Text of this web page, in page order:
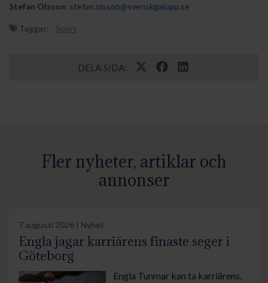
Stefan Olsson: stefan.olsson@svenskgalopp.se
Taggar: Sport
DELA SIDA:
Fler nyheter, artiklar och
annonser
7 augusti 2026 | Nyhet
Engla jagar karriärens finaste seger i
Göteborg
Engla Tunmar kan ta karriärens,